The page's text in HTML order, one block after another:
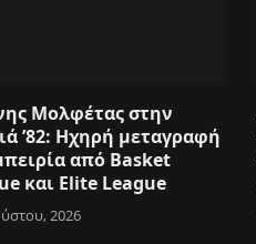
Μολφέτας στην
’82: Ηχηρή μεταγραφή
από Basket
και Elite League
2026